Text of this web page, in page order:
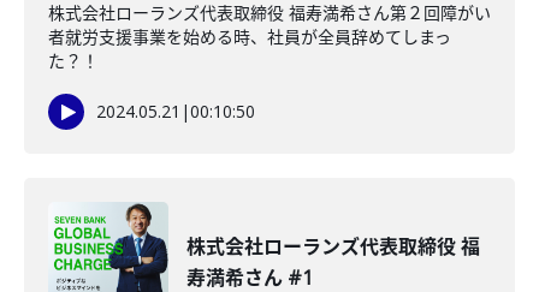
株式会社ローランズ代表取締役 福寿満希さん第２回障がい
者就労支援事業を始める時、社員が全員辞めてしまっ
た？！
2024.05.21 |00:10:50
株式会社ローランズ代表取締役 福
寿満希さん #1